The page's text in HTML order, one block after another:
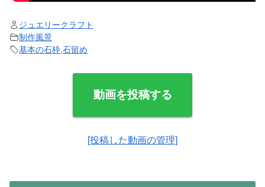
ジュエリークラフト
制作風景
基本の石枠 石留め
動画を投稿する
[投稿した動画の管理]